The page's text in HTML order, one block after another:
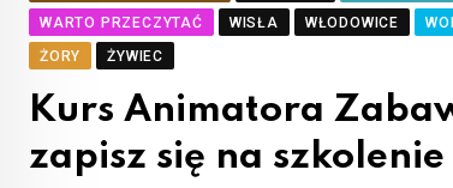
WARTO PRZECZYTAĆ
WISŁA WŁODOWICE
ŻORY
ŻYWIEC
Kurs Animatora
zapisz się na szkolenie